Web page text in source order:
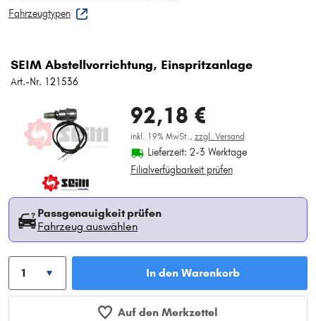
Fahrzeugtypen
SEIM Abstellvorrichtung, Einspritzanlage
Art.-Nr. 121536
92,18 €
inkl. 19% MwSt., zzgl. Versand
Lieferzeit: 2-3 Werktage
Filialverfügbarkeit prüfen
Passgenauigkeit prüfen
Fahrzeug auswählen
In den Warenkorb
Auf den Merkzettel